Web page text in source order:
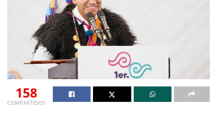
158
COMPARTIDOS